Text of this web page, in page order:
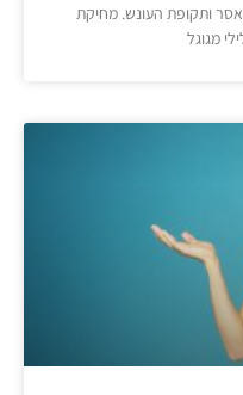
ותקופת העונש. מחיקת
מגוגל